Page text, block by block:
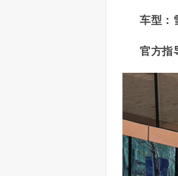
车型：
官方指